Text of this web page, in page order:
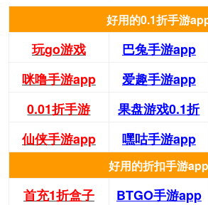
好用的0.1折手游
玩go游戏 巴兔手游app
咪噜手游app
爱趣手游app
0.01折手游
果盘游戏0.1折
仙侠手游app
嘿咕手游app
好用的折扣手游app
首充1折盒子 BTGO手游app